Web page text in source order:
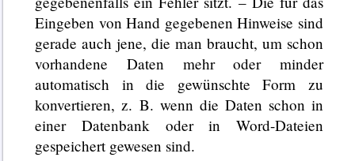
Eingeben von Hand gegebenen Hinweise sind
gerade auch jene, die man braucht, um schon
vorhandene Daten mehr oder minder
automatisch in die gewünschte Form zu
konvertieren, z. B. wenn die Daten schon in
einer Datenbank oder in Word-Dateien
gespeichert gewesen sind.